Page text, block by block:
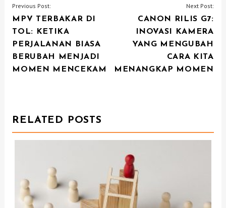
P
O
T
N
I
G
O
Previous Post:
MPV TERBAKAR DI
TOL: KETIKA
PERJALANAN BIASA
BERUBAH MENJADI
MOMEN MENCEKAM
Next Post:
CANON RILIS G7:
INOVASI KAMERA
YANG MENGUBAH
CARA KITA
MENANGKAP MOMEN
RELATED POSTS